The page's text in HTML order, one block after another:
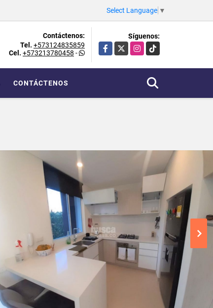
Select Language ▼
Contáctenos:
Tel. +573124835859
Cel. +573213780458 -
Síguenos:
Facebook
X Instagram
TikTok
CONTÁCTENOS